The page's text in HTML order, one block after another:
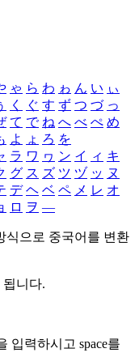
ゃ ら わ ゎ ん い ぃ
く ぐ す ず つ づ っ
て で ね へ べ ぺ め
よ ょ ろ を
ラ ワ ヮ ン イ ィ キ
グ ス ズ ツ ヅ ッ ヌ
デ ヘ ベ ペ メ レ オ
ロ ヲ ―
식으로 중국어를 변환
니다.
입력하시고 space를